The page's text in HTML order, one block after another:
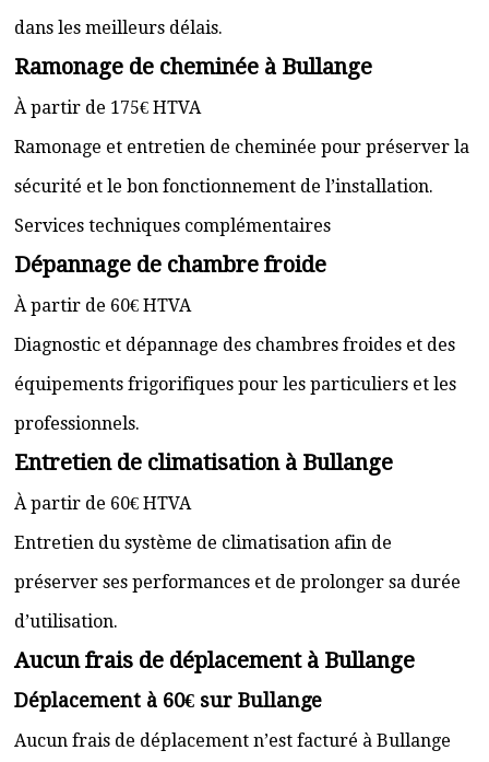
dans les meilleurs délais.
Ramonage de cheminée à Bullange
À partir de 175€ HTVA
Ramonage et entretien de cheminée pour préserver la
sécurité et le bon fonctionnement de l’installation.
Services techniques complémentaires
Dépannage de chambre froide
À partir de 60€ HTVA
Diagnostic et dépannage des chambres froides et des
équipements frigorifiques pour les particuliers et les
professionnels.
Entretien de climatisation à Bullange
À partir de 60€ HTVA
Entretien du système de climatisation afin de
préserver ses performances et de prolonger sa durée
d’utilisation.
Aucun frais de déplacement à Bullange
Déplacement à 60€ sur Bullange
Aucun frais de déplacement n’est facturé à Bullange